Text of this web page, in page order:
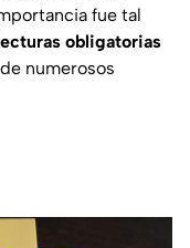
fue tal
obligatorias
de numerosos